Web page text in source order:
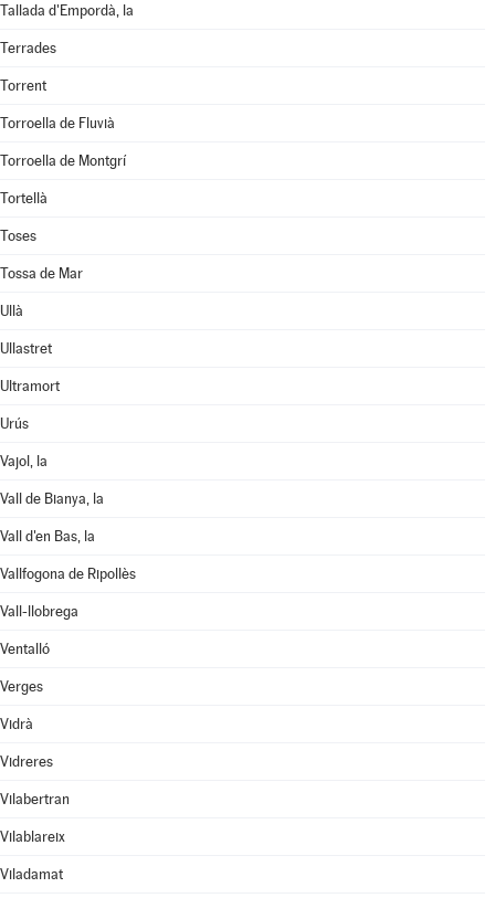
Tallada d'Empordà, la
Terrades
Torrent
Torroella de Fluvià
Torroella de Montgrí
Tortellà
Toses
Tossa de Mar
Ullà
Ullastret
Ultramort
Urús
Vajol, la
Vall de Bianya, la
Vall d'en Bas, la
Vallfogona de Ripollès
Vall-llobrega
Ventalló
Verges
Vidrà
Vidreres
Vilabertran
Vilablareix
Viladamat